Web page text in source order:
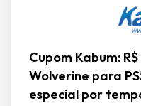
Cupom Kabum:
Wolverine para
especial por